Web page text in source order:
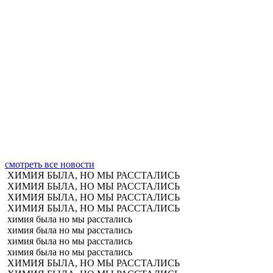
смотреть все новости
ХИМИЯ БЫЛА, НО МЫ РАССТАЛИСЬ
ХИМИЯ БЫЛА, НО МЫ РАССТАЛИСЬ
ХИМИЯ БЫЛА, НО МЫ РАССТАЛИСЬ
ХИМИЯ БЫЛА, НО МЫ РАССТАЛИСЬ
химия была но мы расстались
химия была но мы расстались
химия была но мы расстались
химия была но мы расстались
ХИМИЯ БЫЛА, НО МЫ РАССТАЛИСЬ